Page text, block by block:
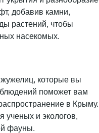
добавив камни,
растений, чтобы
насекомых.
которые вы
поможет вам
в Крыму.
ученых и экологов,
фауны.